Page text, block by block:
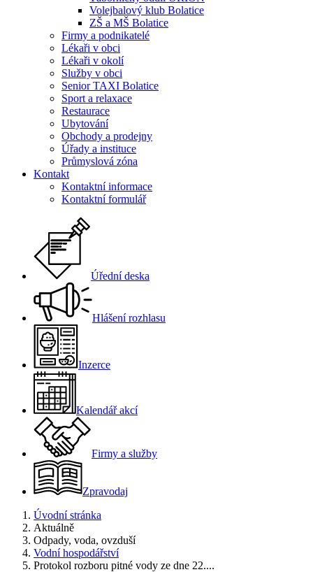
Volejbalový klub Bolatice
ZŠ a MŠ Bolatice
Firmy a podnikatelé
Lékaři v obci
Lékaři v okolí
Služby v obci
Senior TAXI Bolatice
Sport a relaxace
Restaurace
Ubytování
Obchody a prodejny
Úřady a instituce
Průmyslová zóna
Kontakt
Kontaktní informace
Kontaktní formulář
Úřední deska
Hlášení rozhlasu
Inzerce
Kalendář akcí
Firmy a služby
Zpravodaj
Úvodní stránka
Aktuálně
Odpady, voda, ovzduší
Vodní hospodářství
Protokol rozboru pitné vody ze dne 22....